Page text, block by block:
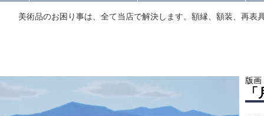
美術品のお困り事は、全て当店で解決します。額縁、額装、再表
版画